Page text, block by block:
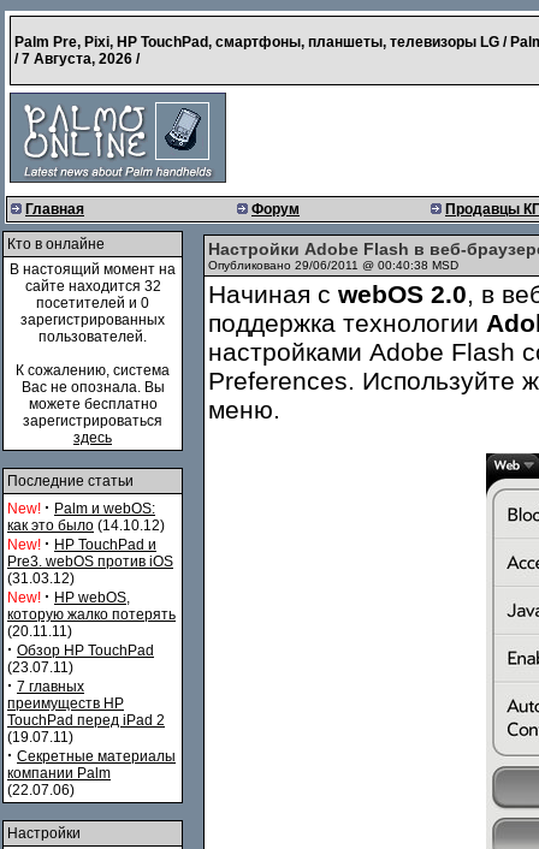
Palm Pre, Pixi, HP TouchPad, смартфоны, планшеты, телевизоры LG /
/7 Августа, 2026 /
Главная Форум Продавцы
Кто в онлайне
В настоящий момент на
сайте находится 32
посетителей и 0
зарегистрированных
пользователей.
К сожалению, система
Вас не опознала. Вы
можете бесплатно
зарегистрироваться
здесь
Последние статьи
New! · Palm и webOS:
как это было (14.10.12)
New! · HP TouchPad и
Pre3. webOS против iOS
(31.03.12)
New! · HP webOS,
которую жалко потерять
(20.11.11)
· Обзор HP TouchPad
(23.07.11)
· 7 главных
преимуществ HP
TouchPad перед iPad 2
(19.07.11)
· Секретные материалы
компании Palm
(22.07.06)
Настройки
Настройки Adobe Flash в веб-
Опубликовано 29/06/2011 @ 00:40:38 MSD
Начиная с webOS 2.0, в
поддержка технологии
настройками Adobe Flash
Preferences. Используйте
меню.